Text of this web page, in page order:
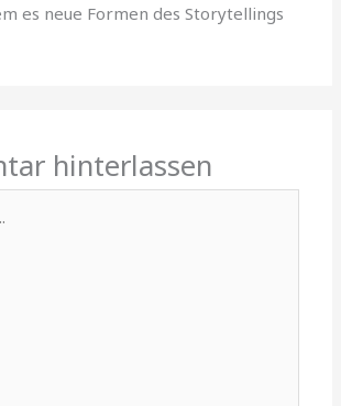
es neue Formen des Storytellings
hinterlassen